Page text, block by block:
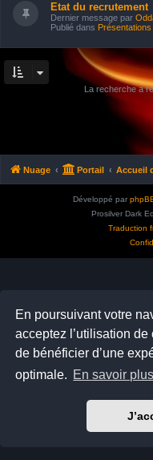
En poursuivant votre
acceptez l’utilisation
de bénéficier d’une
optimale. En savoir
Etat du recrutement
Dernier message par
Publié dans Présentations
La recherche a
Nuage Portail Accueil
Développé par
Prosilver Dark
Traduction